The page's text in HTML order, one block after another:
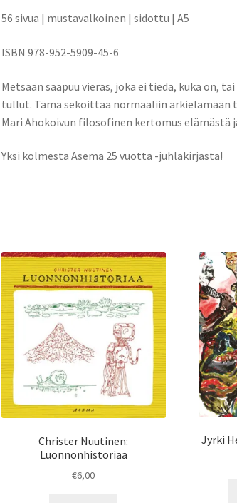
56 sivua | mustavalkoinen | sidottu | A5
ISBN 978-952-5909-45-6
Metsään saapuu vieras, joka ei tiedä, kuka on,
tullut. Tämä sekoittaa normaaliin
Mari Ahokoivun filosofinen kertomus elämästä
Yksi kolmesta Asema 25 vuotta -juhlakirjasta!
Christer Nuutinen:
Luonnonhistoriaa
€6,00
Jyrki